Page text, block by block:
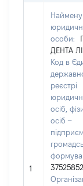
1
особи:
ДЕНТА
Код в
реєстрі
осіб,
осіб –
37525852